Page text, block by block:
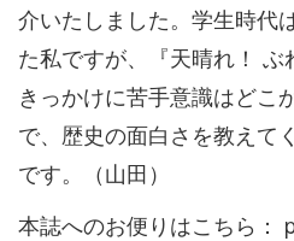
介いたしました。学生時代
た私ですが、『天晴れ！
きっかけに苦手意識はどこ
で、歴史の面白さを教えて
です。（山田）
本誌へのお便りはこちら